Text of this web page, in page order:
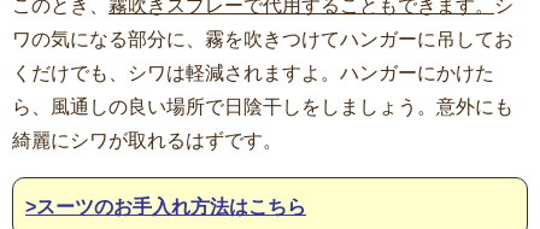
このとき、 霧吹きスプレーで代用することもできます。
シ
ワの気になる部分に、霧を吹きつけてハンガーに吊してお
くだけでも、シワは軽減されますよ。ハンガーにかけた
ら、風通しの良い場所で日陰干しをしましょう。意外にも
綺麗にシワが取れるはずです。
>スーツのお手入れ方法はこちら